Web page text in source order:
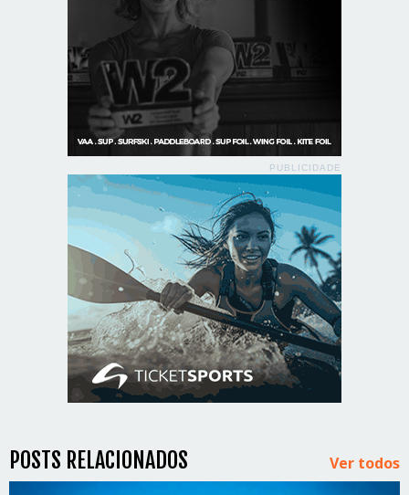
PUBLICIDADE
POSTS RELACIONADOS Ver todos